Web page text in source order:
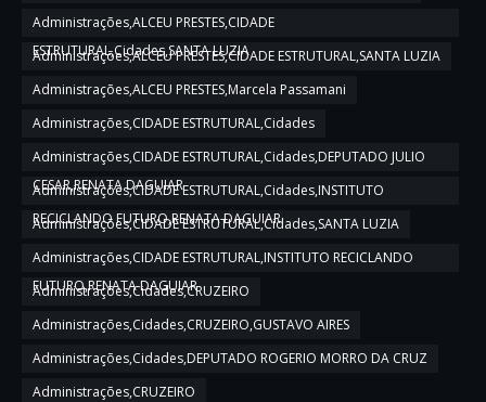
Administrações,ALCEU PRESTES,CIDADE
ESTRUTURAL,Cidades,SANTA LUZIA
Administrações,ALCEU PRESTES,CIDADE ESTRUTURAL,SANTA LUZIA
Administrações,ALCEU PRESTES,Marcela Passamani
Administrações,CIDADE ESTRUTURAL,Cidades
Administrações,CIDADE ESTRUTURAL,Cidades,DEPUTADO JULIO
CESAR,RENATA DAGUIAR
Administrações,CIDADE ESTRUTURAL,Cidades,INSTITUTO
RECICLANDO FUTURO,RENATA DAGUIAR
Administrações,CIDADE ESTRUTURAL,Cidades,SANTA LUZIA
Administrações,CIDADE ESTRUTURAL,INSTITUTO RECICLANDO
FUTURO,RENATA DAGUIAR
Administrações,Cidades,CRUZEIRO
Administrações,Cidades,CRUZEIRO,GUSTAVO AIRES
Administrações,Cidades,DEPUTADO ROGERIO MORRO DA CRUZ
Administrações,CRUZEIRO